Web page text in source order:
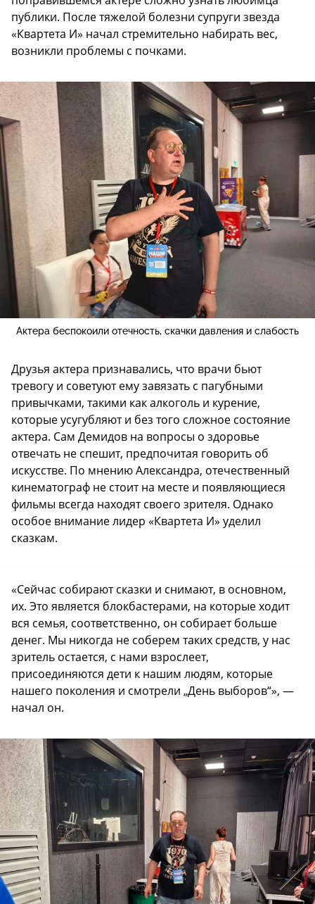
публики. После тяжелой болезни супруги звезда
«Квартета И» начал стремительно набирать вес,
возникли проблемы с почками.
Актера беспокоили отечность, скачки давления и слабость
Друзья актера признавались, что врачи бьют
тревогу и советуют ему завязать с пагубными
привычками, такими как алкоголь и курение,
которые усугубляют и без того сложное состояние
актера. Сам Демидов на вопросы о здоровье
отвечать не спешит, предпочитая говорить об
искусстве. По мнению Александра, отечественный
кинематограф не стоит на месте и появляющиеся
фильмы всегда находят своего зрителя. Однако
особое внимание лидер «Квартета И» уделил
сказкам.
«Сейчас собирают сказки и снимают, в основном,
их. Это является блокбастерами, на которые ходит
вся семья, соответственно, он собирает больше
денег. Мы никогда не соберем таких средств, у нас
зритель остается, с нами взрослеет,
присоединяются дети к нашим людям, которые
нашего поколения и смотрели „День выборов“», —
начал он.